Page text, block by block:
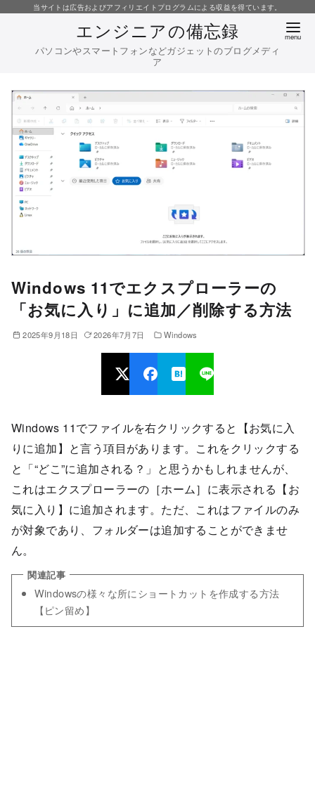
当サイトは広告およびアフィリエイトプログラムによる収益を得ています。
エンジニアの備忘録
パソコンやスマートフォンなどガジェットのブログメディ
ア
Windows 11でエクスプローラーの
「お気に入り」に追加／削除する方法
2025年9月18日 2026年7月7日 Windows
Windows 11でファイルを右クリックすると【お気に入
りに追加】と言う項目があります。これをクリックする
と「“どこ”に追加される？」と思うかもしれませんが、
これはエクスプローラーの［ホーム］に表示される【お
気に入り】に追加されます。ただ、これはファイルのみ
が対象であり、フォルダーは追加することができませ
ん。
Windowsの様々な所にショートカットを作成する方法
【ピン留め】